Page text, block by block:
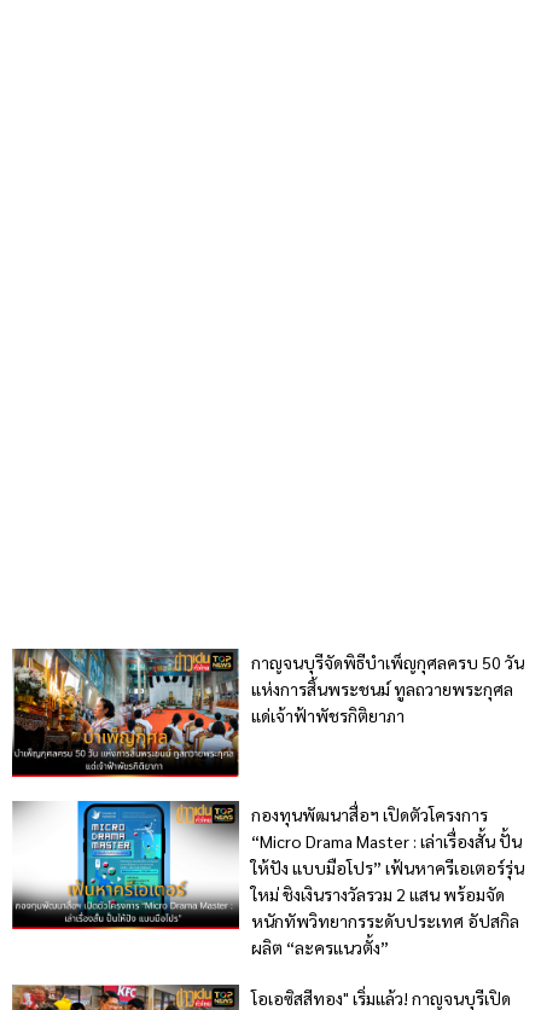
กาญจนบุรีจัดพิธีบำเพ็ญกุศลครบ 50 วัน
แห่งการสิ้นพระชนม์ ทูลถวายพระกุศล
แด่เจ้าฟ้าพัชรกิติยาภา
กองทุนพัฒนาสื่อฯ เปิดตัวโครงการ
“Micro Drama Master : เล่าเรื่องสั้น ปั้น
ให้ปัง แบบมือโปร” เฟ้นหาครีเอเตอร์รุ่น
ใหม่ ชิงเงินรางวัลรวม 2 แสน พร้อมจัด
หนักทัพวิทยากรระดับประเทศ อัปสกิล
ผลิต “ละครแนวตั้ง”
โอเอซิสสีทอง" เริ่มแล้ว! กาญจนบุรีเปิด